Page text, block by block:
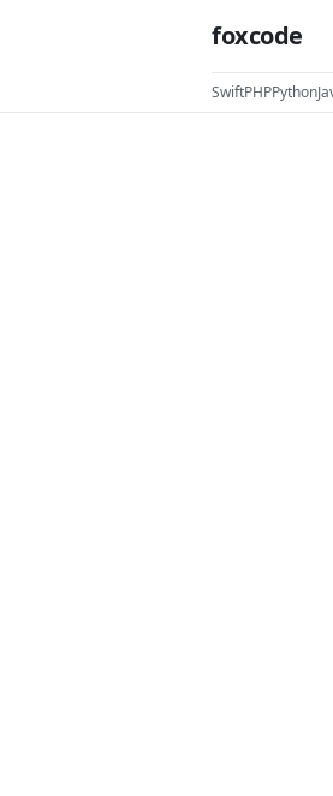
foxcode
SwiftPHPPython